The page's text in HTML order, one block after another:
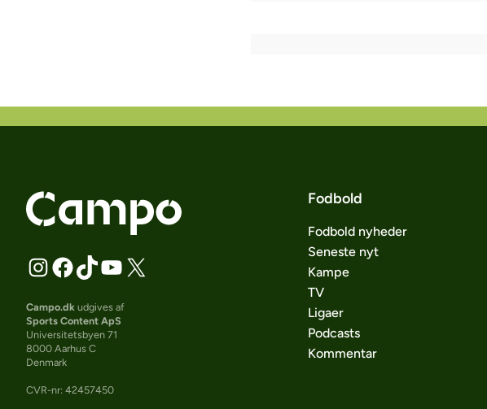
Campo.dk udgives af
Sports Content ApS
Universitetsbyen 71
8000 Aarhus C
Denmark
CVR-nr: 42457450
Fodbold
Fodbold nyheder
Seneste nyt
Kampe
TV
Ligaer
Podcasts
Kommentar